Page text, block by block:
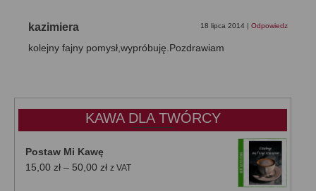
kazimiera 18 lipca 2014 | Odpowiedz
kolejny fajny pomysł,wypróbuję.Pozdrawiam
KAWA DLA TWÓRCY
Postaw Mi Kawę
15,00 zł – 50,00 złZakres
z VAT